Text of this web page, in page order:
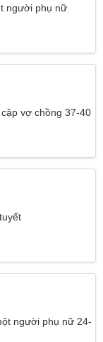
người phụ nữ
vợ chồng 37-40
người phụ nữ 24-